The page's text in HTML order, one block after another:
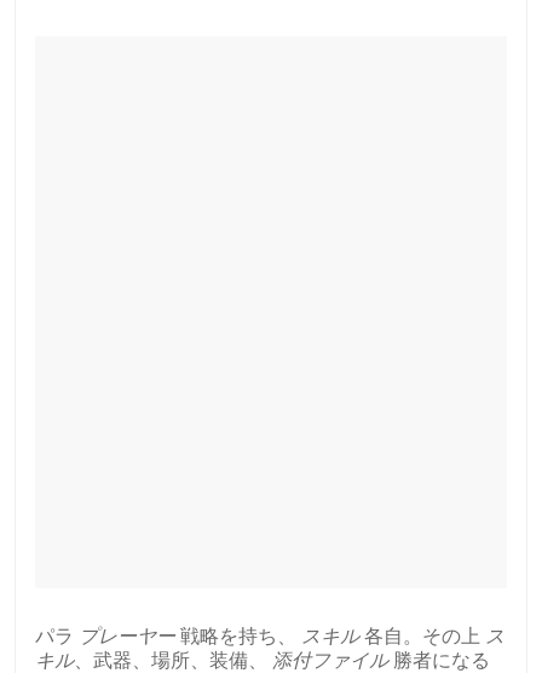
パラ プレーヤー戦略を持ち、 スキル各自。その上 ス
キル、武器、場所、装備、 添付ファイル勝者になる